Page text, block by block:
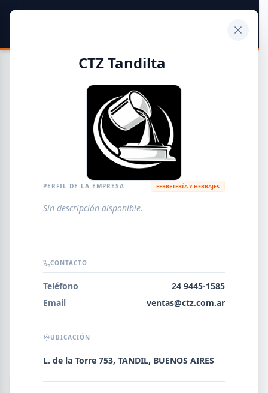
Guía de Empresas Metalúrgicas y Siderúrgicas
METALÚRGICAS
EMPRESAS AGREGAR EMPRESA
Error al cargar empresas.
NOMBRE
CTZ Tandilta
PERFIL DE LA EMPRESA FERRETERÍA Y HERRAJES
Sin descripción disponible.
CONTACTO
Teléfono
24 9445-1585
Email
ventas@ctz.com.ar
UBICACIÓN
L. de la Torre 753, TANDIL, BUENOS AIRES